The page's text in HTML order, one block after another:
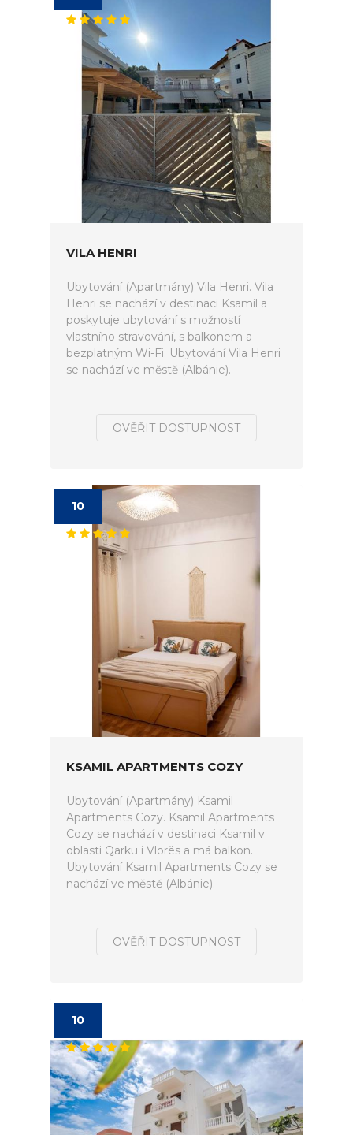
VILA HENRI
Ubytování (Apartmány) Vila Henri. Vila
Henri se nachází v destinaci Ksamil a
poskytuje ubytování s možností
vlastního stravování, s balkonem a
bezplatným Wi-Fi. Ubytování Vila Henri
se nachází ve městě (Albánie).
OVĚŘIT DOSTUPNOST
10
KSAMIL APARTMENTS COZY
Ubytování (Apartmány) Ksamil
Apartments Cozy. Ksamil Apartments
Cozy se nachází v destinaci Ksamil v
oblasti Qarku i Vlorës a má balkon.
Ubytování Ksamil Apartments Cozy se
nachází ve městě (Albánie).
OVĚŘIT DOSTUPNOST
10